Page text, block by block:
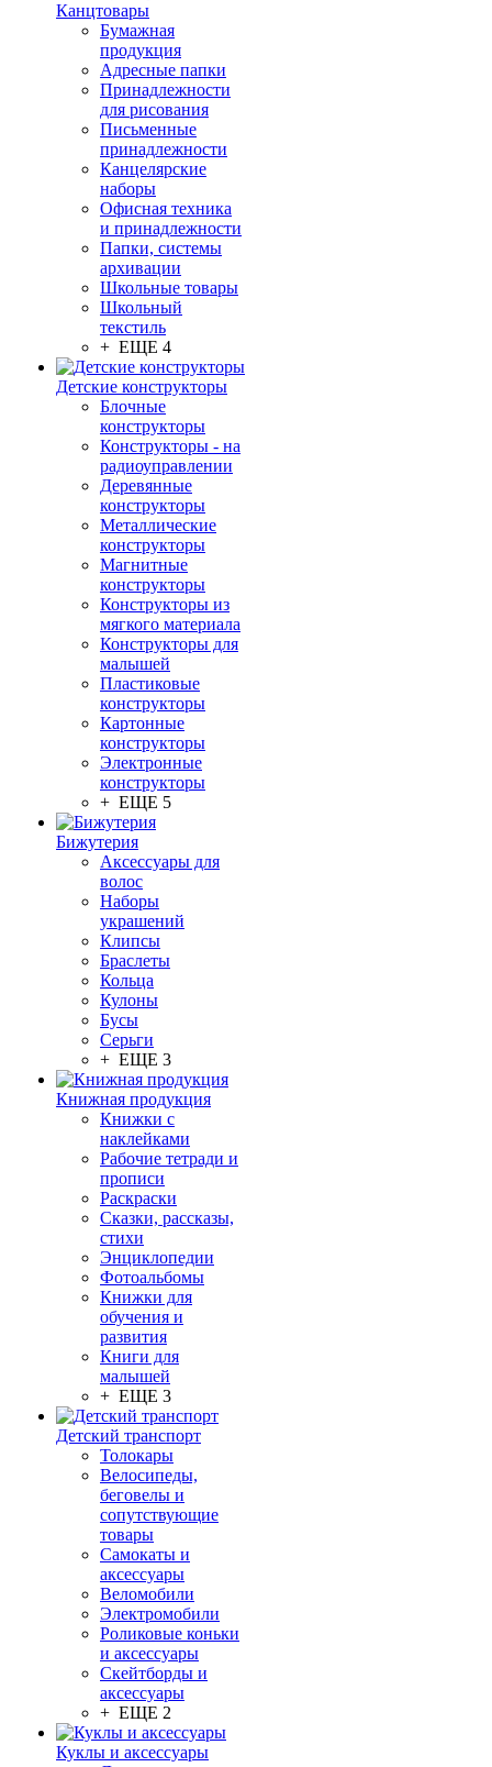
Канцтовары
Бумажная
продукция
Адресные папки
Принадлежности
для рисования
Письменные
принадлежности
Канцелярские
наборы
Офисная техника
и принадлежности
Папки, системы
архивации
Школьные товары
Школьный
текстиль
+ ЕЩЕ 4
Детские конструкторы
Блочные
конструкторы
Конструкторы - на
радиоуправлении
Деревянные
конструкторы
Металлические
конструкторы
Магнитные
конструкторы
Конструкторы из
мягкого материала
Конструкторы для
малышей
Пластиковые
конструкторы
Картонные
конструкторы
Электронные
конструкторы
+ ЕЩЕ 5
Бижутерия
Аксессуары для
волос
Наборы
украшений
Клипсы
Браслеты
Кольца
Кулоны
Бусы
Серьги
+ ЕЩЕ 3
Книжная продукция
Книжки с
наклейками
Рабочие тетради и
прописи
Раскраски
Сказки, рассказы,
стихи
Энциклопедии
Фотоальбомы
Книжки для
обучения и
развития
Книги для
малышей
+ ЕЩЕ 3
Детский транспорт
Толокары
Велосипеды,
беговелы и
сопутствующие
товары
Самокаты и
аксессуары
Веломобили
Электромобили
Роликовые коньки
и аксессуары
Скейтборды и
аксессуары
+ ЕЩЕ 2
Куклы и аксессуары